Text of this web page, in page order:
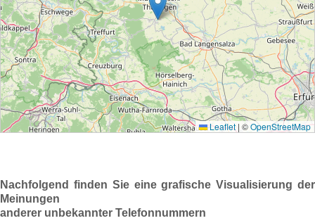
Nachfolgend finden Sie eine grafische Visualisierung der
Meinungen
anderer unbekannter Telefonnummern